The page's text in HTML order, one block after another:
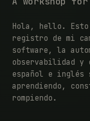
Hola, hello. Esto
registro de mi
software, la
observabilidad
español e inglés
aprendiendo,
rompiendo.